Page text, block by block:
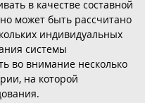
в качестве составной
может быть рассчитано
индивидуальных
системы
во внимание несколько
на которой